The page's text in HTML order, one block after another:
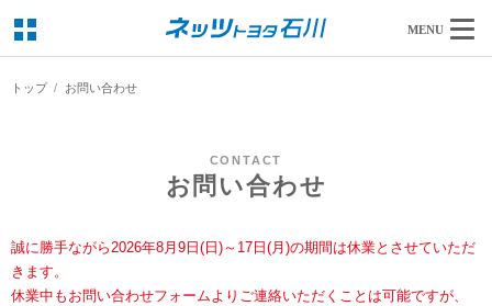
MENU
トップ お問い合わせ
CONTACT
お問い合わせ
誠に勝手ながら2026年8月9日(日)～17日(月)の期間は休業とさせていただ
きます。
休業中もお問い合わせフォームよりご連絡いただくことは可能ですが、